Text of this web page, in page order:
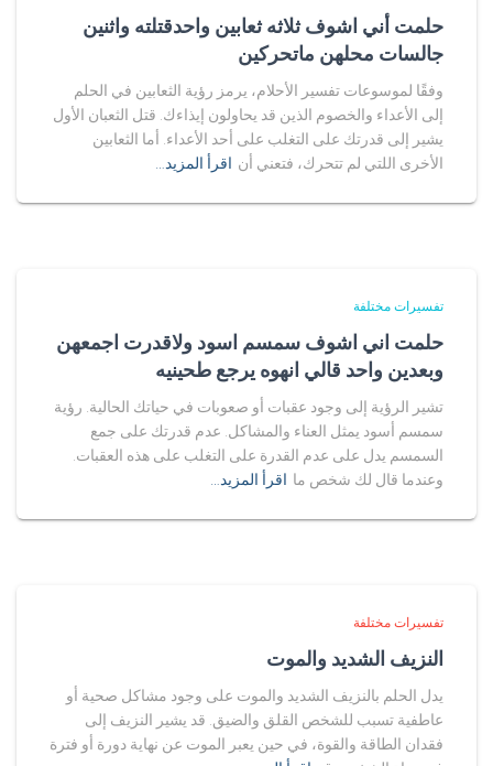
حلمت أني اشوف ثلاثه ثعابين واحدقتلته واثنين
جالسات محلهن ماتحركين
وفقًا لموسوعات تفسير الأحلام، يرمز رؤية الثعابين في الحلم
إلى الأعداء والخصوم الذين قد يحاولون إيذاءك. قتل الثعبان الأول
يشير إلى قدرتك على التغلب على أحد الأعداء. أما الثعابين
الأخرى اللتي لم تتحرك، فتعني أن اقرأ المزيد…
تفسيرات مختلفة
حلمت اني اشوف سمسم اسود ولاقدرت اجمعهن
وبعدين واحد قالي انهوه يرجع طحينيه
تشير الرؤية إلى وجود عقبات أو صعوبات في حياتك الحالية. رؤية
سمسم أسود يمثل العناء والمشاكل. عدم قدرتك على جمع
السمسم يدل على عدم القدرة على التغلب على هذه العقبات.
وعندما قال لك شخص ما اقرأ المزيد…
تفسيرات مختلفة
النزيف الشديد والموت
يدل الحلم بالنزيف الشديد والموت على وجود مشاكل صحية أو
عاطفية تسبب للشخص القلق والضيق. قد يشير النزيف إلى
فقدان الطاقة والقوة، في حين يعبر الموت عن نهاية دورة أو فترة